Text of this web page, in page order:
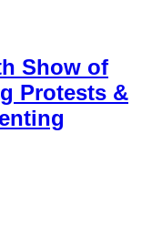
Show of
Protests &